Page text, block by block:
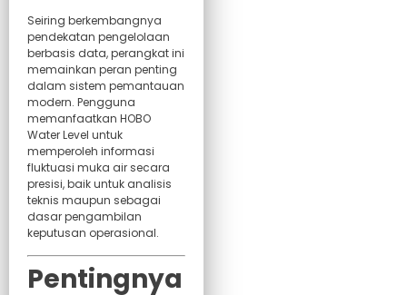
Seiring berkembangnya
pendekatan pengelolaan
berbasis data, perangkat ini
memainkan peran penting
dalam sistem pemantauan
modern. Pengguna
memanfaatkan HOBO
Water Level untuk
memperoleh informasi
fluktuasi muka air secara
presisi, baik untuk analisis
teknis maupun sebagai
dasar pengambilan
keputusan operasional.
Pentingnya